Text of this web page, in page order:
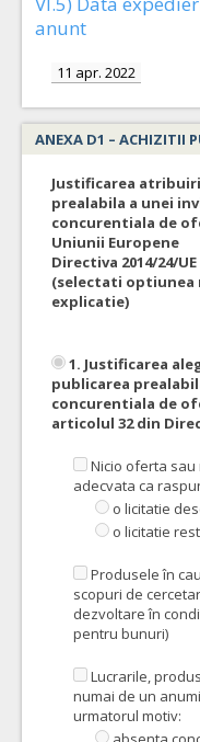
anunt
11 apr. 2022
ANEXA D1 – ACHIZITII
Justificarea
prealabila a unei
concurentiala de
Uniunii Europene
Directiva 2014/24/UE
(selectati optiunea
explicatie)
1. Justificarea
publicarea
concurentiala de
articolul 32 din
Nicio oferta
adecvata ca
o licitatie
o licitatie
Produsele în
scopuri de
dezvoltare în
pentru bunuri)
Lucrarile,
numai de un
urmatorul motiv: